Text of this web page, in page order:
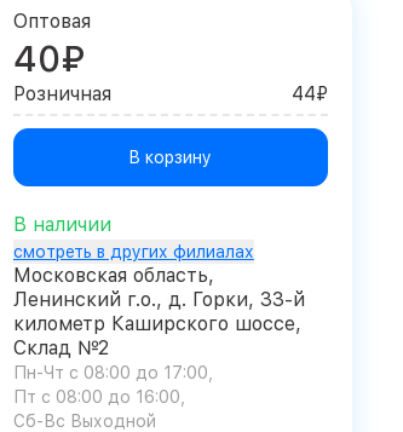
Оптовая
40₽
Розничная 44₽
В корзину
В наличии
смотреть в других филиалах
Московская область,
Ленинский г.о., д. Горки, 33-й
километр Каширского шоссе,
Склад №2
Пн-Чт с 08:00 до 17:00
Пт с 08:00 до 16:00
Сб-Вс Выходной